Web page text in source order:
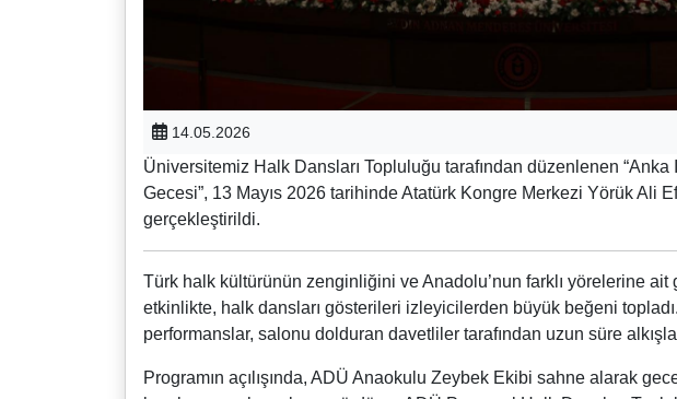
14.05.2026
Üniversitemiz Halk Dansları Topluluğu tarafından düzenlenen
Gecesi”, 13 Mayıs 2026 tarihinde Atatürk Kongre Merkezi Yörük Ali
gerçekleştirildi.
Türk halk kültürünün zenginliğini ve Anadolu’nun farklı yörelerine
etkinlikte, halk dansları gösterileri izleyicilerden büyük beğeni
performanslar, salonu dolduran davetliler tarafından uzun süre
Programın açılışında, ADÜ Anaokulu Zeybek Ekibi sahne alarak